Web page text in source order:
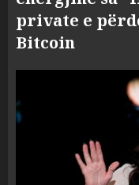
private e
Bitcoin